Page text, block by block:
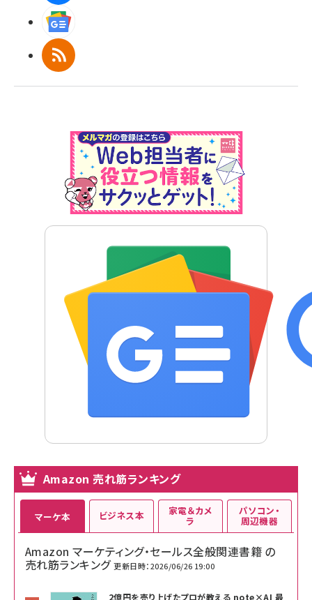
RSS
Amazon 売れ筋ランキング
マーケ本
Amazon マーケティング・セールス全般関連書籍 の
売れ筋ランキング 更新日時：2026/06/26 19:00
2億円を売り上げたプロが教える note×AI 最
ビジネス本 家電＆カメ
ラ
パソコン・
周辺機器